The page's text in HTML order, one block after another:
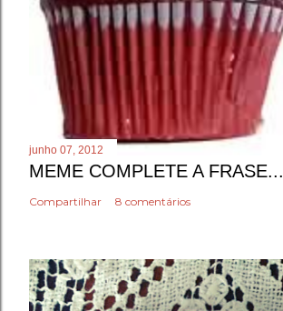
junho 07, 2012
MEME COMPLETE A FRASE...
Compartilhar 8 comentários